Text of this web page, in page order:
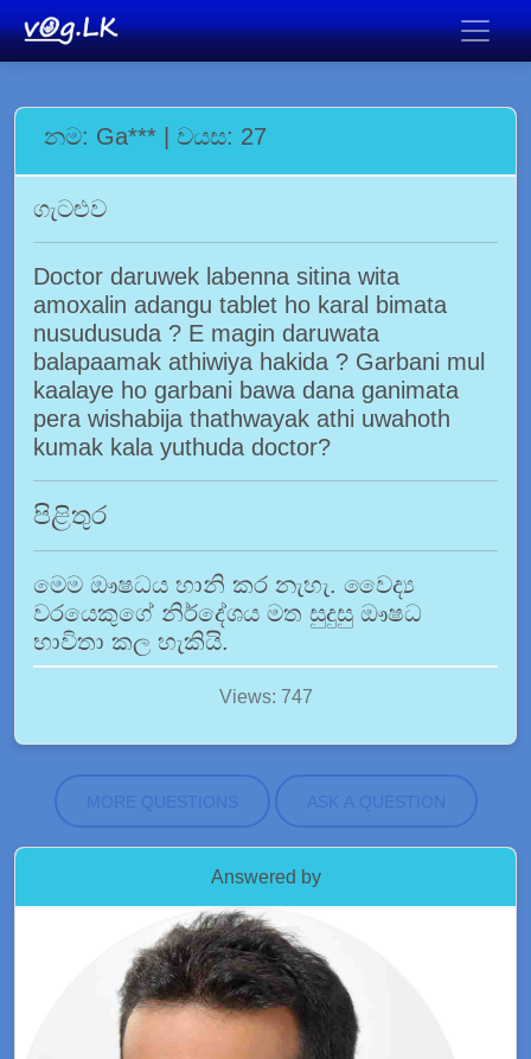
නම: Ga*** | වයස: 27
ගැටළුව
Doctor daruwek labenna sitina wita
amoxalin adangu tablet ho karal bimata
nusudusuda ? E magin daruwata
balapaamak athiwiya hakida ? Garbani mul
kaalaye ho garbani bawa dana ganimata
pera wishabija thathwayak athi uwahoth
kumak kala yuthuda doctor?
පිළිතුර
මෙම ඖෂධය හානි කර නැහැ. වෛද්‍ය
වරයෙකුගේ නිර්දේශය මත සුදුසු ඖෂධ
භාවිතා කල හැකියි.
Views: 747
MORE QUESTIONS ASK A QUESTION
Answered by